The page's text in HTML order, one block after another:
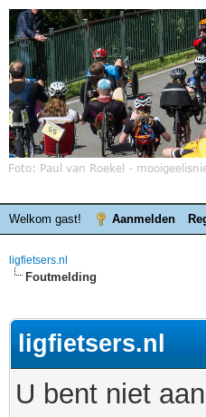
Welkom gast! Aanmelden
ligfietsers.nl
Foutmelding
ligfietsers.nl
U bent niet